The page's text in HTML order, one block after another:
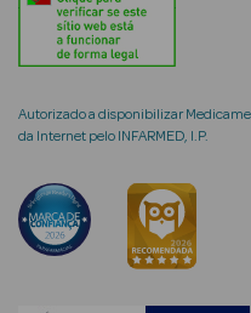
Cosmética
Rosto
Autorizado a disponibilizar
da Internet pelo INFARMED, I.P.